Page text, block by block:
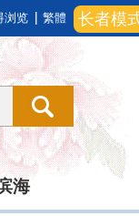
长者模
浏览 繁體
海